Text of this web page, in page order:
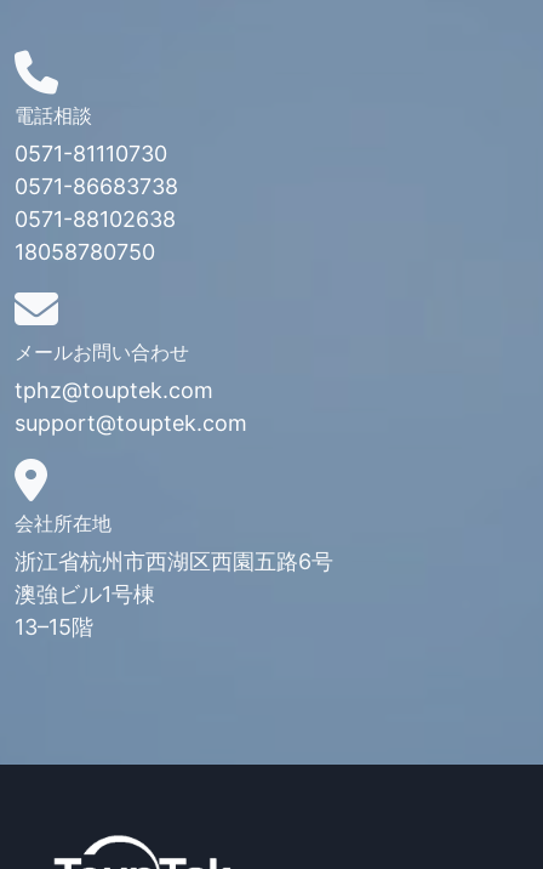
電話相談
0571-81110730
0571-86683738
0571-88102638
18058780750
メールお問い合わせ
tphz@touptek.com
support@touptek.com
会社所在地
浙江省杭州市西湖区西園五路6号
澳強ビル1号棟
13–15階